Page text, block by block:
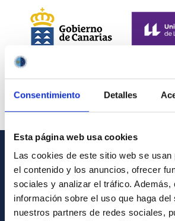
Consentimiento Detalles
Esta página web usa cookies
Las cookies de este sitio web se usan
el contenido y los anuncios, ofrecer
sociales y analizar el tráfico. Además,
información sobre el uso que haga del
nuestros partners de redes sociales,
INFORMACIÓN GENERAL
Contacto
Cómo llegar al IAC